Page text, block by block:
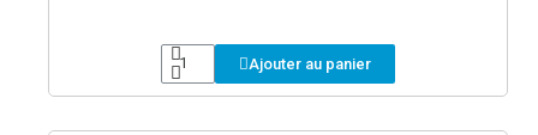
Ajouter au panier